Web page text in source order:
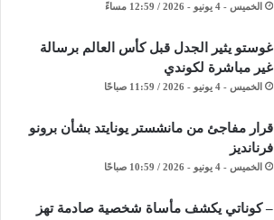
الخميس - 4 يونيو - 2026 / 12:59 مساءً
غوستو يثير الجدل قبل كأس العالم برسالة
غير مباشرة لكوندي
الخميس - 4 يونيو - 2026 / 11:59 صباحًا
قرار مفاجئ من مانشستر يونايتد بشأن برونو
فرنانديز
الخميس - 4 يونيو - 2026 / 10:59 صباحًا
– كوناتي يكشف مأساة شخصية صادمة تهز